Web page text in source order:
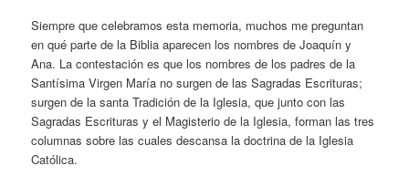
Siempre que celebramos esta memoria, muchos me preguntan
en qué parte de la Biblia aparecen los nombres de Joaquín y
Ana. La contestación es que los nombres de los padres de la
Santísima Virgen María no surgen de las Sagradas Escrituras;
surgen de la santa Tradición de la Iglesia, que junto con las
Sagradas Escrituras y el Magisterio de la Iglesia, forman las tres
columnas sobre las cuales descansa la doctrina de la Iglesia
Católica.